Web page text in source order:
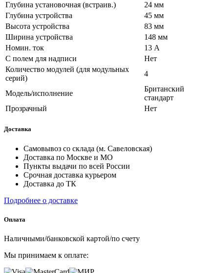
Глубина установочная (встраив.)
24 мм
Глубина устройства
45 мм
Высота устройства
83 мм
Ширина устройства
148 мм
Номин. ток
13 А
С полем для надписи
Нет
Количество модулей (для модульных
серий)
4
Модель/исполнение
Британский
стандарт
Прозрачный
Нет
Доставка
Самовывоз со склада (м. Савеловская)
Доставка по Москве и МО
Пункты выдачи по всей России
Срочная доставка курьером
Доставка до ТК
Подробнее о доставке
Оплата
Наличными/банковской картой/по счету
Мы принимаем к оплате: